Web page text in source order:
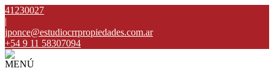
41230027
|
jponce@estudiocrrpropiedades.com.ar
+54 9 11 58307094
MENÚ